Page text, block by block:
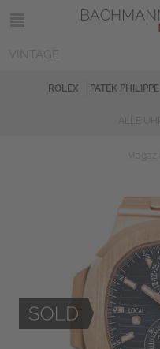
ROLEX PATEK PHILIPPE